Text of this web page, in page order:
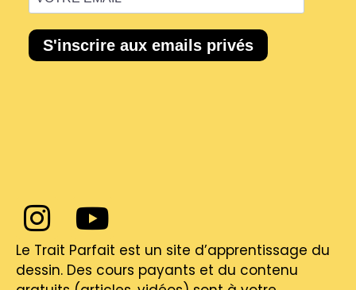
Le Trait Parfait est un site d’apprentissage du
dessin. Des cours payants et du contenu